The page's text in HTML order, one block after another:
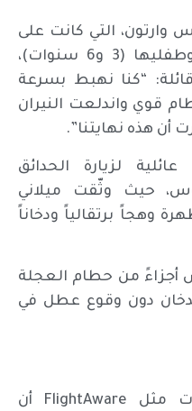
وارتون، التي كانت على
متن الطائرة برفقة زوجها وطفليها (3 و6 سنوات)،
“كنا نهبط بسرعة
قوي واندلعت النيران
هذه نهايتنا”.
لزيارة الحدائق
حيث وثّقت ميلاني
وهجاً برتقالياً ودخاناً
أجزاءً من حطام العجلة
دون وقوع عطل في
وأفادت مواقع تتبع الرحلات مثل FlightAware أن